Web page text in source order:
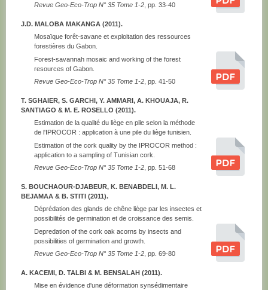
Revue Geo-Eco-Trop N° 35 Tome 1-2 , pp. 33-40
J.D. MALOBA MAKANGA (2011).
Mosaïque forêt-savane et exploitation des ressources
forestières du Gabon.
Forest-savannah mosaic and working of the forest
resources of Gabon.
Revue Geo-Eco-Trop N° 35 Tome 1-2 , pp. 41-50
T. SGHAIER, S. GARCHI, Y. AMMARI, A. KHOUAJA, R.
SANTIAGO & M. E. ROSELLO (2011).
Estimation de la qualité du liège en pile selon la méthode
de l'IPROCOR : application à une pile du liège tunisien.
Estimation of the cork quality by the IPROCOR method :
application to a sampling of Tunisian cork.
Revue Geo-Eco-Trop N° 35 Tome 1-2 , pp. 51-68
S. BOUCHAOUR-DJABEUR, K. BENABDELI, M. L.
BEJAMAA & B. STITI (2011).
Déprédation des glands de chêne liège par les insectes et
possibilités de germination et de croissance des semis.
Depredation of the cork oak acorns by insects and
possibilities of germination and growth.
Revue Geo-Eco-Trop N° 35 Tome 1-2 , pp. 69-80
A. KACEMI, D. TALBI & M. BENSALAH (2011).
Mise en évidence d'une déformation synsédimentaire